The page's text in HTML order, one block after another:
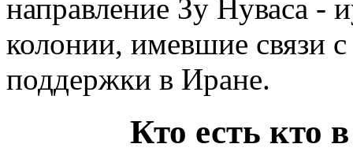
направление Зу Нуваса -
колонии, имевшие связи
поддержки в Иране.
Кто есть кто